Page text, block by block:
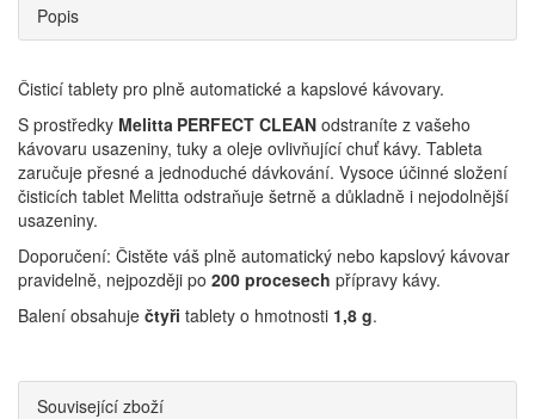
Popis
Čisticí tablety pro plně automatické a kapslové kávovary.
S prostředky Melitta PERFECT CLEAN odstraníte z vašeho
kávovaru usazeniny, tuky a oleje ovlivňující chuť kávy. Tableta
zaručuje přesné a jednoduché dávkování. Vysoce účinné složení
čisticích tablet Melitta odstraňuje šetrně a důkladně i nejodolnější
usazeniny.
Doporučení: Čistěte váš plně automatický nebo kapslový kávovar
pravidelně, nejpozději po 200 procesech přípravy kávy.
Balení obsahuje čtyři tablety o hmotnosti 1,8 g.
Související zboží